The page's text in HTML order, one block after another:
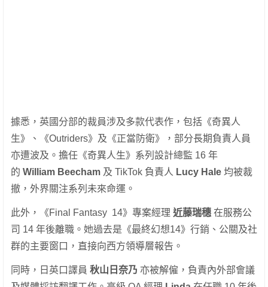
據悉，英國分部的裁員涉及多款代表作，包括《奇異人
生》、《Outriders》及《正當防衛》，部分長期負責人員
亦遭波及。擔任《奇異人生》系列設計總監 16 年
的 William Beecham 及 TikTok 負責人 Lucy Hale 均被裁
撤，外界關注系列未來命運。
此外，《Final Fantasy 14》專案經理 近藤瑞穗 在服務公
司 14 年後離職。她過去是《最終幻想14》行銷、公關及社
群的主要窗口，直接向西方領導層報告。
同時，日英口譯員 秋山日奈乃 亦被解僱，負責內外部會議